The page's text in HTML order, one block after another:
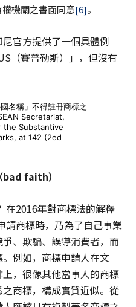
機關之書面同意[6]。
官方提供了一個具體例
（賽普勒斯）」，但沒有
名稱」不得註冊商標之
Secretariat,
the Substantive
at 142 (2ed
bad faith）
在2016年對商標法的解釋
請商標時，乃為了自己事業
、欺騙、誤導消費者，而
例如，商標申請人在文
，很像其他當事人的商標
商標，構成實質近似。從